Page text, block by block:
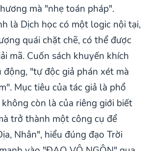
mà "nhẹ toán pháp".
là Dịch học có một logic nội tại,
quái chặt chẽ, có thể được
mã. Cuốn sách khuyến khích
"tự độc giả phán xét mà
Mục tiêu của tác giả là phổ
còn là của riêng giới biết
trở thành một công cụ để
Nhân", hiểu đúng đạo Trời